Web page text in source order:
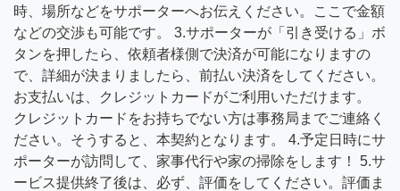
時、場所などをサポーターへお伝えください。ここで金額
などの交渉も可能です。 3.サポーターが「引き受ける」ボ
タンを押したら、依頼者様側で決済が可能になりますの
で、詳細が決まりましたら、前払い決済をしてください。
お支払いは、クレジットカードがご利用いただけます。
クレジットカードをお持ちでない方は事務局までご連絡く
ださい。そうすると、本契約となります。 4.予定日時にサ
ポーターが訪問して、家事代行や家の掃除をします！ 5.サ
ービス提供終了後は、必ず、評価をしてください。評価ま